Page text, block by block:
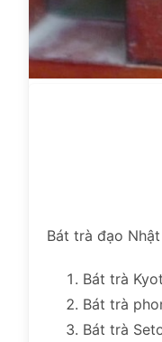
Bát trà đạo Nhật
Bát trà
Bát trà
Bát trà